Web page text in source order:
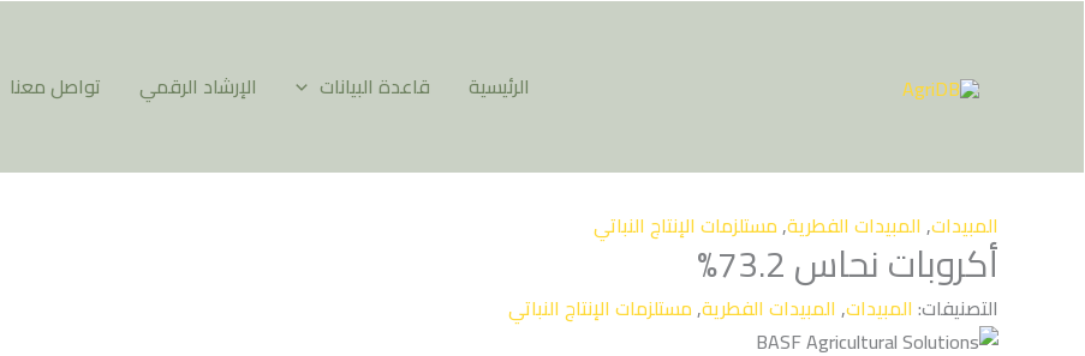
الرئيسية قاعدة البيانات الإرشاد الرقمي تواصل معنا
المبيدات, المبيدات الفطرية,مستلزمات الإنتاج النباتي
أكروبات نحاس 73.2%
التصنيفات: المبيدات, المبيدات الفطرية,مستلزمات الإنتاج النباتي